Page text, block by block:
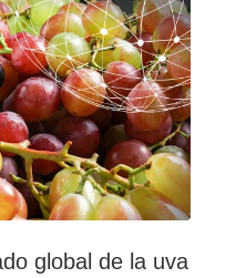
global de la uva